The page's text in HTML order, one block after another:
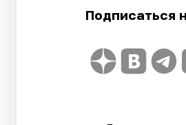
Подписаться